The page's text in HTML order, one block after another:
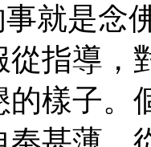
就是念
指導，
的樣子。